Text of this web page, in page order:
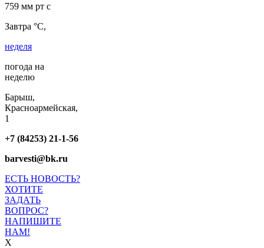
759 мм рт с
Завтра °C,
неделя
погода на
неделю
Барыш,
Красноармейская,
1
+7 (84253) 21-1-56
barvesti@bk.ru
ЕСТЬ НОВОСТЬ?
ХОТИТЕ
ЗАДАТЬ
ВОПРОС?
НАПИШИТЕ
НАМ!
X